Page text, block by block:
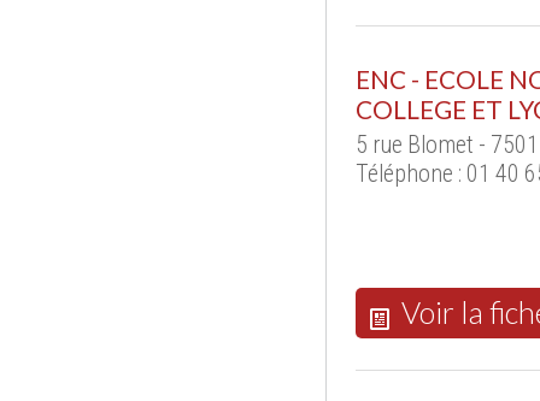
ENC - ECOLE
COLLEGE ET
5 rue Blomet -
Téléphone : 01 40
Voir la